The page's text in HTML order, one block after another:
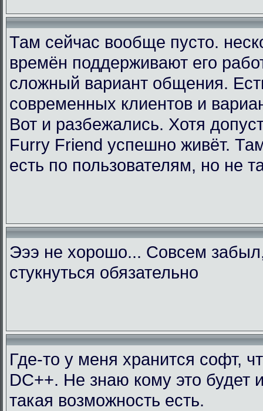
Там сейчас вообще пусто.
времён поддерживают его
сложный вариант общения.
современных клиентов и
Вот и разбежались. Хотя
Furry Friend успешно живёт.
есть по пользователям, но не
Эээ не хорошо... Совсем
стукнуться обязательно
Где-то у меня хранится софт,
DC++. Не знаю кому это будет
такая возможность есть.